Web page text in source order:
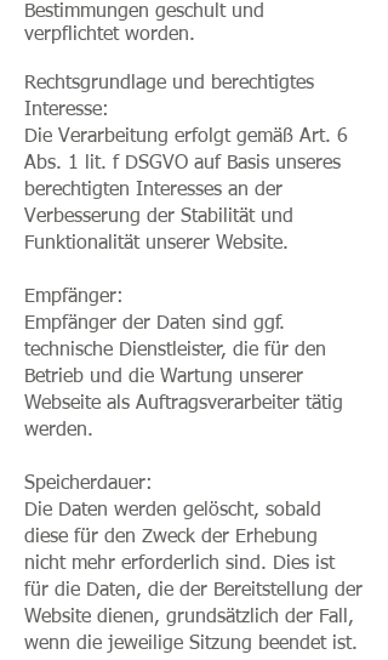
Bestimmungen geschult und
verpflichtet worden.
Rechtsgrundlage und berechtigtes
Interesse:
Die Verarbeitung erfolgt gemäß Art. 6
Abs. 1 lit. f DSGVO auf Basis unseres
berechtigten Interesses an der
Verbesserung der Stabilität und
Funktionalität unserer Website.
Empfänger:
Empfänger der Daten sind ggf.
technische Dienstleister, die für den
Betrieb und die Wartung unserer
Webseite als Auftragsverarbeiter tätig
werden.
Speicherdauer:
Die Daten werden gelöscht, sobald
diese für den Zweck der Erhebung
nicht mehr erforderlich sind. Dies ist
für die Daten, die der Bereitstellung der
Website dienen, grundsätzlich der Fall,
wenn die jeweilige Sitzung beendet ist.